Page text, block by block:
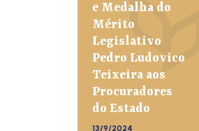
e Medalha do
Mérito
Legislativo
Pedro Ludovico
Teixeira aos
Procuradores
do Estado
13/9/2024